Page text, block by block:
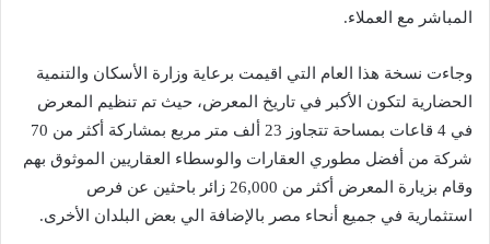
المباشر مع العملاء.
وجاءت نسخة هذا العام التي اقيمت برعاية وزارة الأسكان والتنمية
الحضارية لتكون الأكبر في تاريخ المعرض، حيث تم تنظيم المعرض
في 4 قاعات بمساحة تتجاوز 23 ألف متر مربع بمشاركة أكثر من 70
شركة من أفضل مطوري العقارات والوسطاء العقاريين الموثوق بهم
وقام بزيارة المعرض أكثر من 26,000 زائر باحثين عن فرص
استثمارية في جميع أنحاء مصر بالإضافة الي بعض البلدان الأخرى.